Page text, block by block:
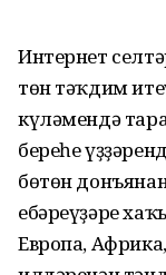
Интернет
төн тәҡдим
күләмендә
береһе
бөтөн
ебәреүҙәре
Европа,